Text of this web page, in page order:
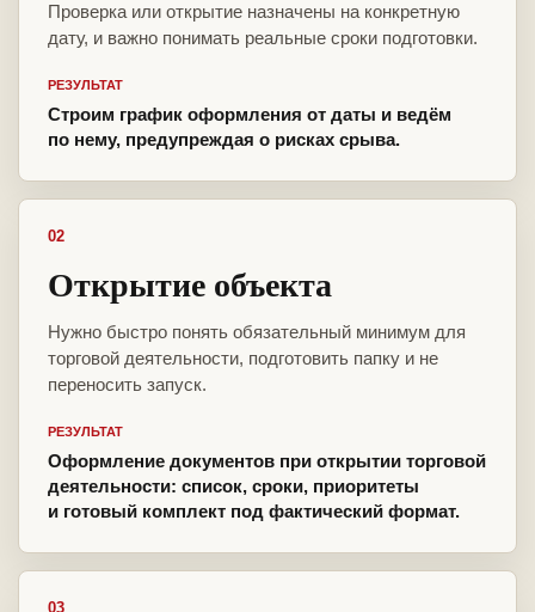
Проверка или открытие назначены на конкретную
дату, и важно понимать реальные сроки подготовки.
РЕЗУЛЬТАТ
Строим график оформления от даты и ведём
по нему, предупреждая о рисках срыва.
02
Открытие объекта
Нужно быстро понять обязательный минимум для
торговой деятельности, подготовить папку и не
переносить запуск.
РЕЗУЛЬТАТ
Оформление документов при открытии торговой
деятельности: список, сроки, приоритеты
и готовый комплект под фактический формат.
03